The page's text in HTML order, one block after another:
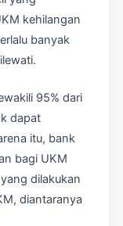
kehilangan
banyak
95% dari
dapat
itu, bank
bagi UKM
dilakukan
diantaranya